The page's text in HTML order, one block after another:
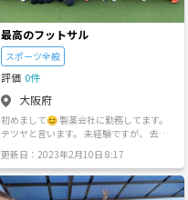
畿地方にお住まいの方(それ以外の方でも
者、一般の方に迷惑をかける方は申し訳
ありませんがお断りさせて頂きます🙇‍♂️
【金銭】 衣装代、スタジオ代(割り勘)、
交通費、食事代 自分の財布と相談して参
加してください🙇‍♂️ 出来るだけ安い場所探
します👍 【その他、備考】 現在メンバー
は、 僕だけですが、カメラの初心者さん
や、勉強目的での参加、体験参加も勿論
OKです！ 希望される方は撮影技術、カメ
ラ、レンズの選び方、レタッチ技術やコ
ツとかわかる範囲であればお教えしま
す！ カメラも一台ならお貸しできます
が、その場合はご自身でメディア(CF)を
・もちろん土日休みではない方の参加も
OKです。華金はみんなのものです。 ・マ
ルチビジネス・宗教を始めとした勧誘は
一切禁止です（オーナーはネムイと言う
ふざけたあだ名ですがマルチや宗教とは
全く無関係の人間です）。 ・そのほか参
加者やお店の迷惑となる行為は一切禁止
です。 その他疑問点などあればお気軽に
お問い合わせください。
最高のフットサル
スポーツ全般
評価 0件
大阪府
初めまして😊 製薬会社に勤務してます。
テツヤと言います。 未経験ですが、 去年
友達と参加も1人での参
加もOKなので、 ぜひ一緒にフットサルし
ませんか？❣️⚽️ 日時場所などの
更新日：2023年2月10日 8:17